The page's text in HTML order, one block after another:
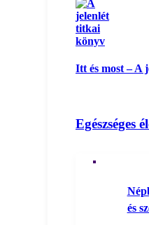
Itt és most – A
Egészséges
és